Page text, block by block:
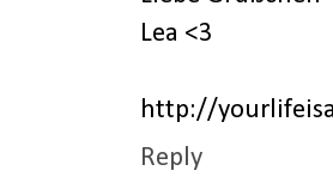
Lea <3
http://
Reply